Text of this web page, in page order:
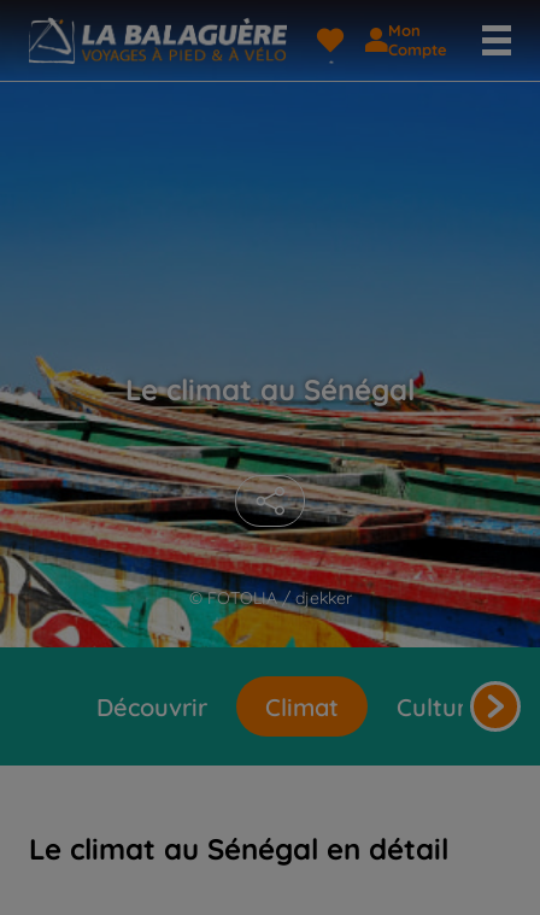
Mon
Compte
© FOTOLIA / djekker
Le climat au Sénégal
Découvrir Climat Cultures et
Le climat au Sénégal en détail